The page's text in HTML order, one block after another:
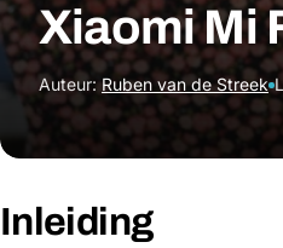
Xiaomi Mi
Auteur:Ruben van de Streek
Inleiding